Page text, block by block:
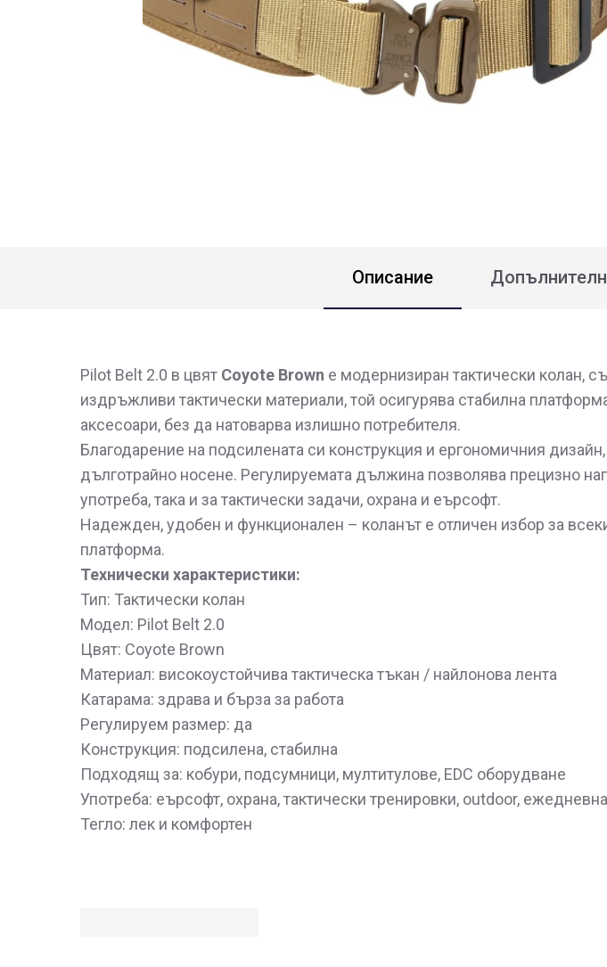
Описание
Pilot Belt 2.0 в цвят Coyote Brown е модернизиран тактически колан,
издръжливи тактически материали, той осигурява стабилна
аксесоари, без да натоварва излишно потребителя.
Благодарение на подсилената си конструкция и ергономичния
дълготрайно носене. Регулируемата дължина позволява прецизно
употреба, така и за тактически задачи, охрана и еърсофт.
Надежден, удобен и функционален – коланът е отличен избор за
платформа.
Технически характеристики:
Тип: Тактически колан
Модел: Pilot Belt 2.0
Цвят: Coyote Brown
Материал: високоустойчива тактическа тъкан / найлонова лента
Катарама: здрава и бърза за работа
Регулируем размер: да
Конструкция: подсилена, стабилна
Подходящ за: кобури, подсумници, мултитулове, EDC оборудване
Употреба: еърсофт, охрана, тактически тренировки, outdoor,
Тегло: лек и комфортен